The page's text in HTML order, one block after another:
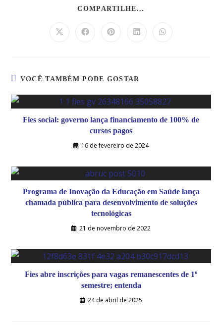
COMPARTILHE...
VOCÊ TAMBÉM PODE GOSTAR
Fies social: governo lança financiamento de 100% de
cursos pagos
16 de fevereiro de 2024
Programa de Inovação da Educação em Saúde lança
chamada pública para desenvolvimento de soluções
tecnológicas
21 de novembro de 2022
Fies abre inscrições para vagas remanescentes de 1º
semestre; entenda
24 de abril de 2025